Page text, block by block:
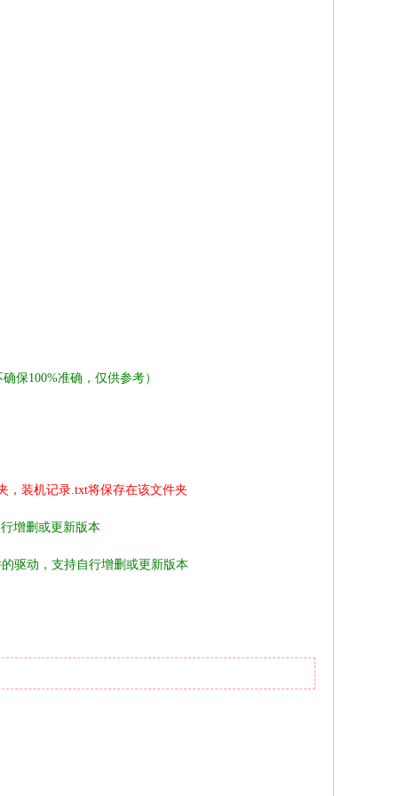
保100%准确，仅供参考）
，装机记录.txt将保存在该文件夹
增删或更新版本
驱动，支持自行增删或更新版本